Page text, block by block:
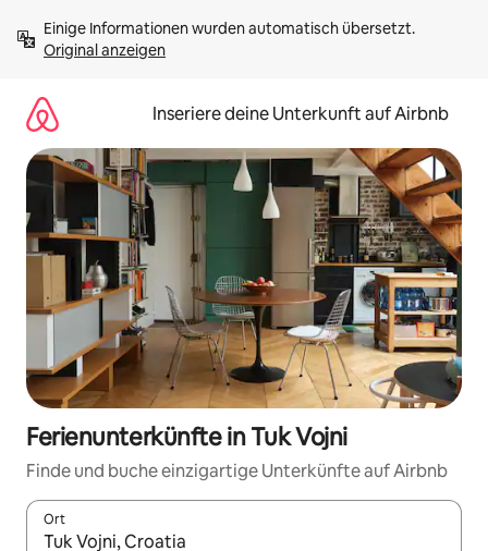
Inhalten
springenOriginal anzeigen
Inseriere deine Unterkunft auf Airbnb
Ferienunterkünfte in Tuk Vojni
Finde und buche einzigartige Unterkünfte auf Airbnb
Ort
Wenn Ergebnisse verfügbar sind, navigiere mit den